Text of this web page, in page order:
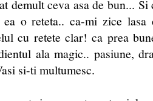
demult ceva asa de bun...
o reteta.. ca-mi zice
cu retete clar! ca prea
ala magic.. pasiune,
si-ti multumesc.